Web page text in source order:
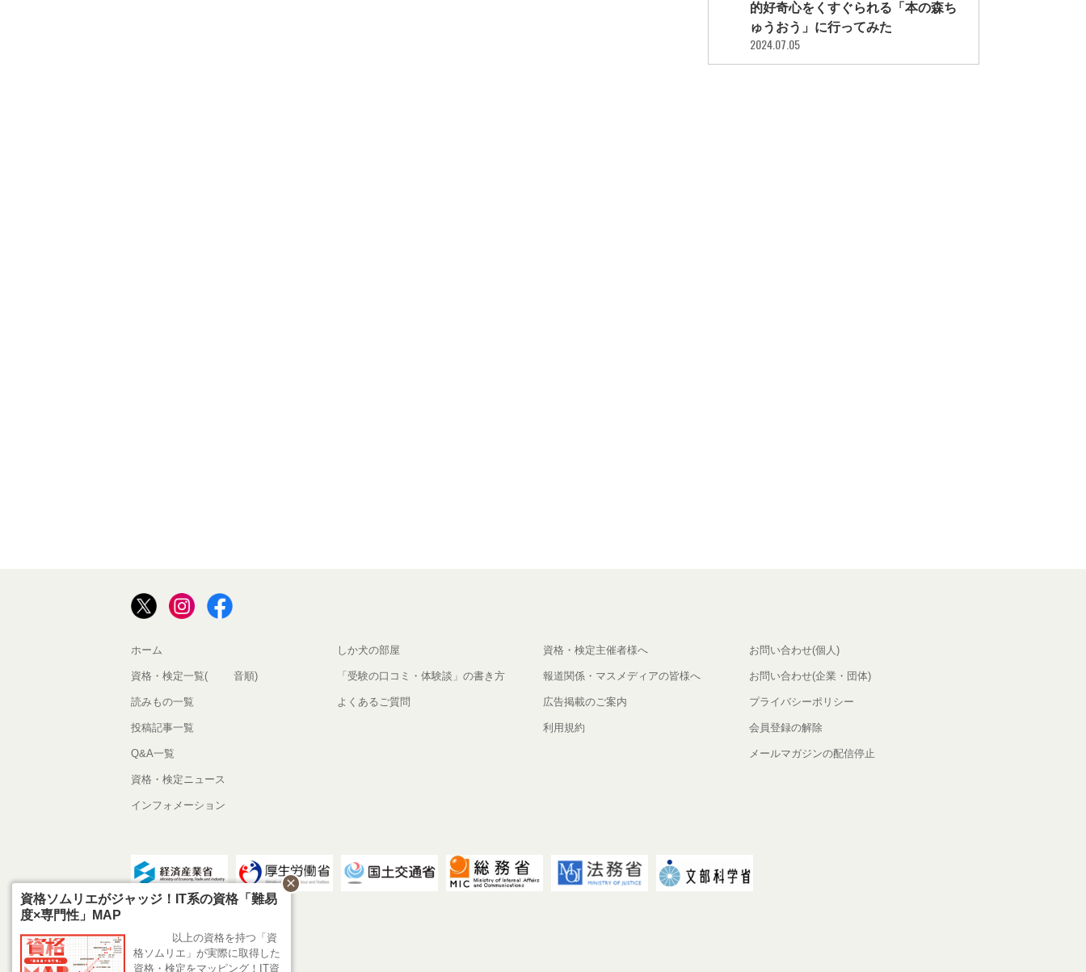
的好奇心をくすぐられる「本の森ち
ゅうおう」に行ってみた
2024.07.05
ホーム
資格・検定一覧(50音順)
読みもの一覧
投稿記事一覧
Q&A一覧
資格・検定ニュース
インフォメーション
しか犬の部屋
「受験の口コミ・体験談」の書き方
よくあるご質問
資格・検定主催者様へ
報道関係・マスメディアの皆様へ
広告掲載のご案内
利用規約
お問い合わせ(個人)
お問い合わせ(企業・団体)
プライバシーポリシー
会員登録の解除
メールマガジンの配信停止
資格ソムリエがジャッジ！IT系の資格「難易
度×専門性」MAP
400以上の資格を持つ「資
格ソムリエ」が実際に取得した
資格・検定をマッピング！IT資
close